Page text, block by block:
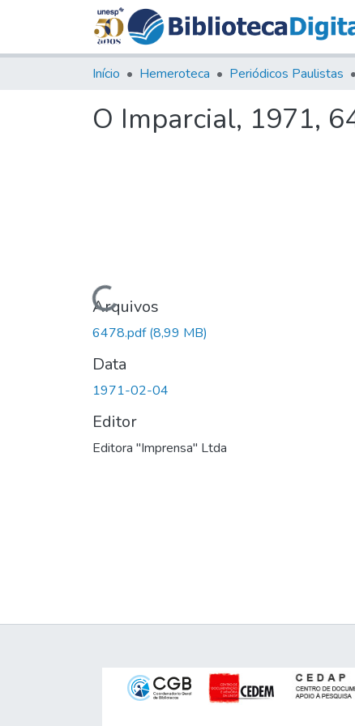
Início Hemeroteca Periódicos Paulistas
O Imparcial, 1971,
Carregando...
Arquivos
6478.pdf(8,99 MB)
Data
1971-02-04
Editor
Editora "Imprensa" Ltda